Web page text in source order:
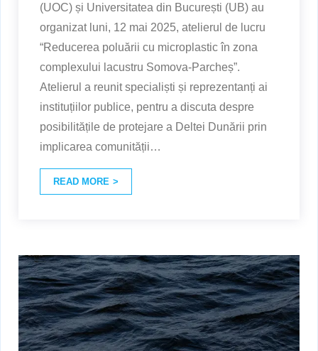
(UOC) și Universitatea din București (UB) au
organizat luni, 12 mai 2025, atelierul de lucru
“Reducerea poluării cu microplastic în zona
complexului lacustru Somova-Parcheș”.
Atelierul a reunit specialiști și reprezentanți ai
instituțiilor publice, pentru a discuta despre
posibilitățile de protejare a Deltei Dunării prin
implicarea comunității…
READ MORE